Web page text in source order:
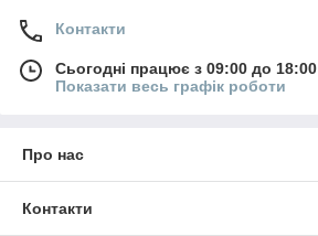
Контакти
Сьогодні працює з 09:00 до 18:00
Показати весь графік роботи
Про нас
Контакти